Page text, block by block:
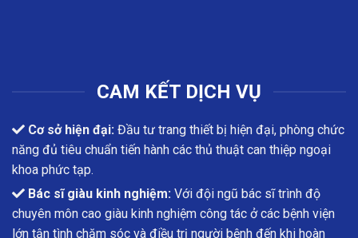
CAM KẾT DỊCH VỤ
Cơ sở hiện đại: Đầu tư trang thiết bị hiện đại, phòng chức
năng đủ tiêu chuẩn tiến hành các thủ thuật can thiệp ngoại
khoa phức tạp.
Bác sĩ giàu kinh nghiệm: Với đội ngũ bác sĩ trình độ
chuyên môn cao giàu kinh nghiệm công tác ở các bệnh viện
lớn tận tình chăm sóc và điều trị người bệnh đến khi hoàn